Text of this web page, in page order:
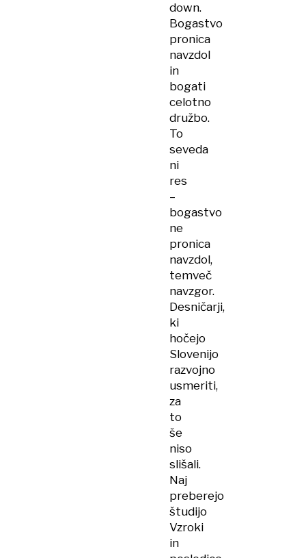
down.
Bogastvo
pronica
navzdol
in
bogati
celotno
družbo.
To
seveda
ni
res
–
bogastvo
ne
pronica
navzdol,
temveč
navzgor.
Desničarji,
ki
hočejo
Slovenijo
razvojno
usmeriti,
za
to
še
niso
slišali.
Naj
preberejo
študijo
Vzroki
in